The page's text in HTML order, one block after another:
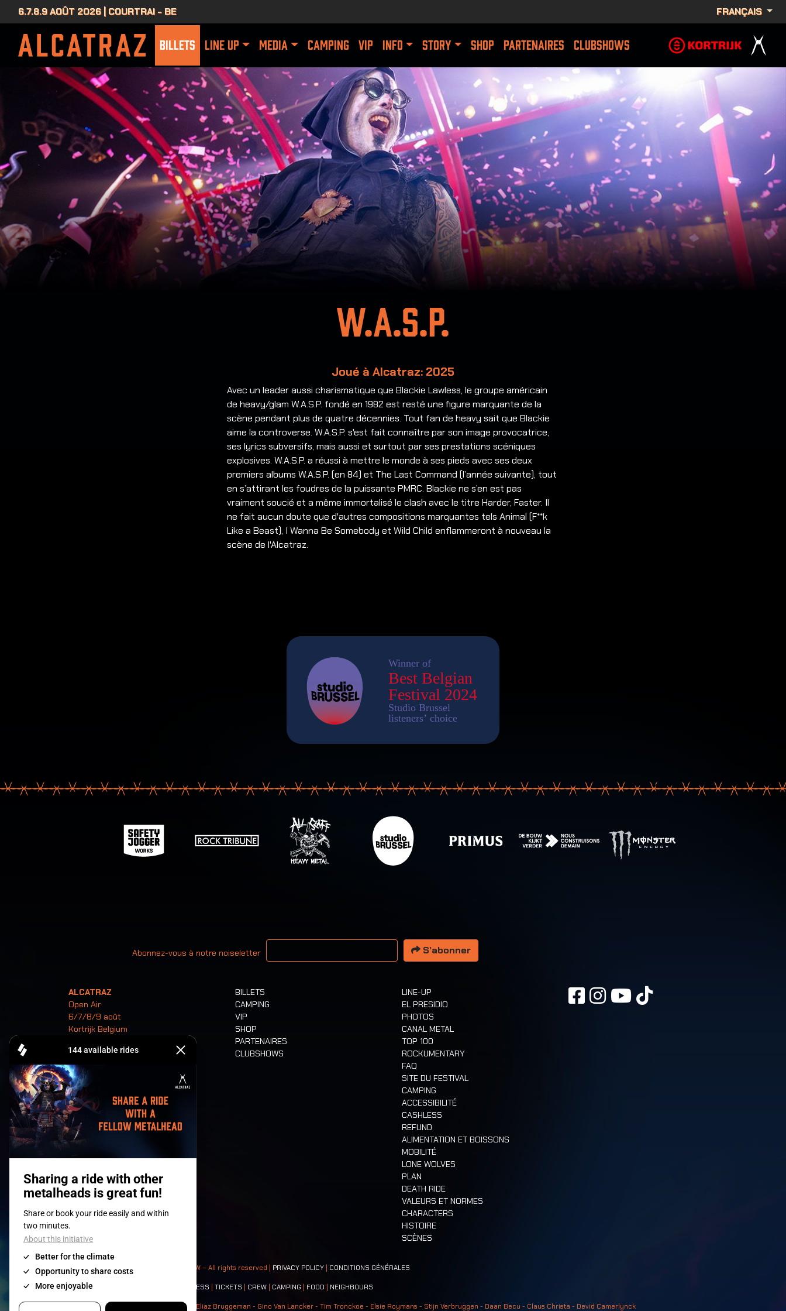
6.7.8.9 AOÛT 2026 | COURTRAI - BE FRANÇAIS
BILLETS LINE UP MEDIA CAMPING VIP INFO STORY SHOP PARTENAIRES CLUBSHOWS
W.A.S.P.
Joué à Alcatraz: 2025
Avec un leader aussi charismatique que Blackie Lawless, le groupe américain
de heavy/glam W.A.S.P. fondé en 1982 est resté une figure marquante de la
scène pendant plus de quatre décennies. Tout fan de heavy sait que Blackie
aime la controverse. W.A.S.P. s'est fait connaître par son image provocatrice,
ses lyrics subversifs, mais aussi et surtout par ses prestations scéniques
explosives. W.A.S.P. a réussi à mettre le monde à ses pieds avec ses deux
premiers albums W.A.S.P. (en 84) et The Last Command (l’année suivante), tout
en s’attirant les foudres de la puissante PMRC. Blackie ne s’en est pas
vraiment soucié et a même immortalisé le clash avec le titre Harder, Faster. Il
ne fait aucun doute que d'autres compositions marquantes tels Animal (F**k
Like a Beast), I Wanna Be Somebody et Wild Child enflammeront à nouveau la
scène de l'Alcatraz.
Abonnez-vous à notre noiseletter
Votre adresse email
S’abonner
ALCATRAZ
Open Air
6/7/8/9 août
Kortrijk Belgium
Billets
BILLETS
CAMPING
VIP
SHOP
PARTENAIRES
CLUBSHOWS
LINE-UP
EL PRESIDIO
PHOTOS
CANAL METAL
TOP 100
ROCKUMENTARY
FAQ
SITE DU FESTIVAL
CAMPING
ACCESSIBILITÉ
CASHLESS
REFUND
ALIMENTATION ET BOISSONS
MOBILITÉ
LONE WOLVES
PLAN
DEATH RIDE
VALEURS ET NORMES
CHARACTERS
HISTOIRE
SCÈNES
© 2008-2026 - Apache Productions VZW – All rights reserved | PRIVACY POLICY CONDITIONS GÉNÉRALES
Contact: PRESS TICKETS CREW CAMPING FOOD NEIGHBOURS
Photos: Ann Kermans - Hans Van Hoof - Eliaz Bruggeman - Gino Van Lancker - Tim Tronckoe - Elsie Roymans - Stijn Verbruggen - Daan Becu - Claus Christa - Devid Camerlynck